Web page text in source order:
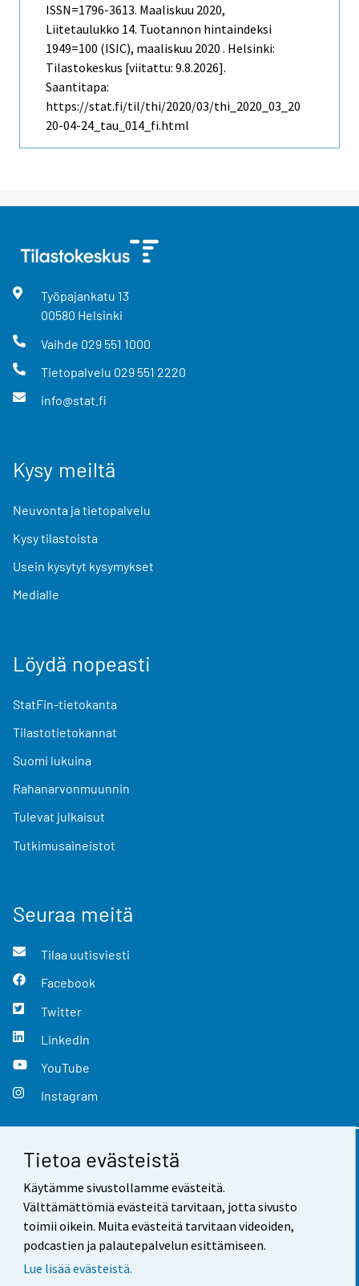
Tietoa evästeistä
Käytämme sivustollamme evästeitä.
Välttämättömiä evästeitä tarvitaan, jotta sivusto
toimii oikein. Muita evästeitä tarvitaan videoiden,
podcastien ja palautepalvelun esittämiseen.
Lue lisää evästeistä.
ISSN=1796-3613. Maaliskuu 2020,
Liitetaulukko 14. Tuotannon hintaindeksi
1949=100 (ISIC), maaliskuu 2020 . Helsinki:
Tilastokeskus [viitattu: 9.8.2026].
Saantitapa:
https://stat.fi/til/thi/2020/03/thi_2020_03_20
20-04-24_tau_014_fi.html
Työpajankatu 13
00580 Helsinki
Vaihde 029 551 1000
Tietopalvelu 029 551 2220
info@stat.fi
Kysy meiltä
Neuvonta ja tietopalvelu
Kysy tilastoista
Usein kysytyt kysymykset
Medialle
Löydä nopeasti
StatFin-tietokanta
Tilastotietokannat
Suomi lukuina
Rahanarvonmuunnin
Tulevat julkaisut
Tutkimusaineistot
Seuraa meitä
Tilaa uutisviesti
Facebook
Twitter
LinkedIn
YouTube
Instagram
Yhteystiedot
Palaute
Käyttöehdot